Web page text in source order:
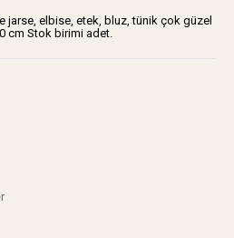
jarse, elbise, etek, bluz, tünik çok güzel
cm Stok birimi adet.